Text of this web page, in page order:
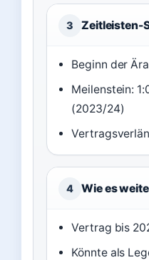
3 Zeitleisten-
Beginn der
Meilenstein:
(2023/24)
4 Wie es
Vertrag bis
Könnte als